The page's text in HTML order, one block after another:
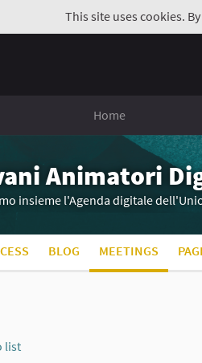
This site uses cookies.
Home
Animatori
insieme l'Agenda digitale
BLOG MEETINGS
list